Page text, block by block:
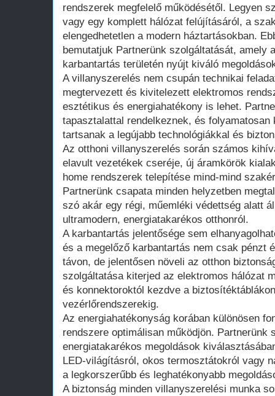
rendszerek megfelelő működésétől. Legyen
vagy egy komplett hálózat felújításáról, a
elengedhetetlen a modern háztartásokban.
bemutatjuk Partnerünk szolgáltatását, amely
karbantartás területén nyújt kiváló
A villanyszerelés nem csupán technikai
megtervezett és kivitelezett elektromos
esztétikus és energiahatékony is lehet.
tapasztalattal rendelkeznek, és
tartsanak a legújabb technológiákkal és
Az otthoni villanyszerelés során számos
elavult vezetékek cseréje, új áramkörök
home rendszerek telepítése mind-mind
Partnerünk csapata minden helyzetben
szó akár egy régi, műemléki védettség alatt
ultramodern, energiatakarékos otthonról.
A karbantartás jelentősége sem
és a megelőző karbantartás nem csak pénzt
távon, de jelentősen növeli az otthon
szolgáltatása kiterjed az elektromos hálózat
és konnektoroktól kezdve a
vezérlőrendszerekig.
Az energiahatékonyság korában különösen
rendszere optimálisan működjön. Partnerünk
energiatakarékos megoldások
LED-világításról, okos termosztátokról vagy
a legkorszerűbb és leghatékonyabb
A biztonság minden villanyszerelési munka